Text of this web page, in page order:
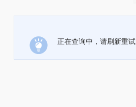
正在查询中，请刷新重试